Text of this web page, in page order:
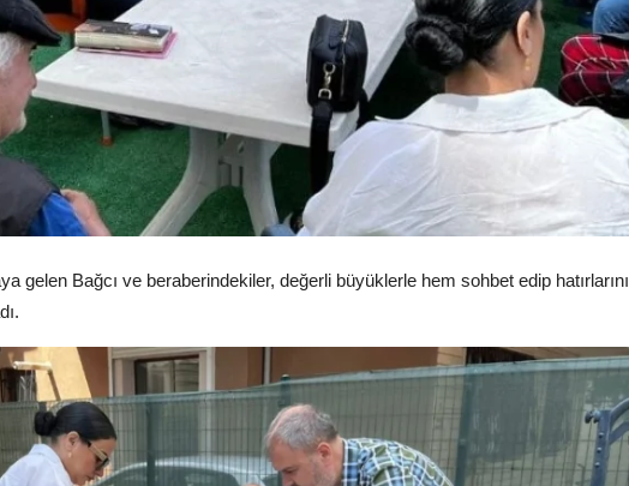
gelen Bağcı ve beraberindekiler, değerli büyüklerle hem sohbet edip hatırlarını